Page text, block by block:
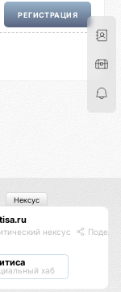
РЕГИСТРАЦИЯ
нексус
хаб
Нексус